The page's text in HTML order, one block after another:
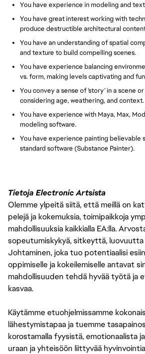
You have experience in modeling and
You have great interest working with
produce destructible architectural
You have an understanding of spatial
and texture to build compelling scenes.
You have experience balancing
vs. form, making levels captivating and
You convey a sense of 'story' in a scene
considering age, weathering, and context.
You have experience with Maya, Max,
modeling software.
You have experience painting believable
standard software (Substance Painter).
Tietoja Electronic Artsista
Olemme ylpeitä siitä, että meillä on
pelejä ja kokemuksia, toimipaikkoja
mahdollisuuksia kaikkialla EA:lla.
sopeutumiskykyä, sitkeyttä,
Johtaminen, joka tuo potentiaalisi
oppimiselle ja kokeilemiselle antavat
mahdollisuuden tehdä hyvää työtä ja
kasvaa.
Käytämme etuohjelmissamme
lähestymistapaa ja tuemme
korostamalla fyysistä, emotionaalista
uraan ja yhteisöön liittyvää